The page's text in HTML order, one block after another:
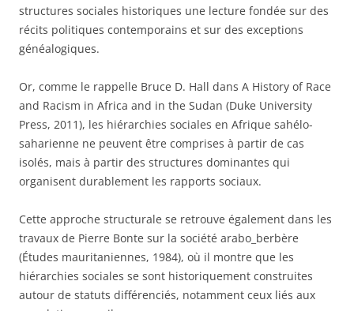
structures sociales historiques une lecture fondée sur des
récits politiques contemporains et sur des exceptions
généalogiques.
Or, comme le rappelle Bruce D. Hall dans A History of Race
and Racism in Africa and in the Sudan (Duke University
Press, 2011), les hiérarchies sociales en Afrique sahélo-
saharienne ne peuvent être comprises à partir de cas
isolés, mais à partir des structures dominantes qui
organisent durablement les rapports sociaux.
Cette approche structurale se retrouve également dans les
travaux de Pierre Bonte sur la société arabo_berbère
(Études mauritaniennes, 1984), où il montre que les
hiérarchies sociales se sont historiquement construites
autour de statuts différenciés, notamment ceux liés aux